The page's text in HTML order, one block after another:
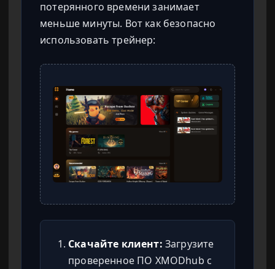
потерянного времени занимает
меньше минуты. Вот как безопасно
использовать трейнер:
Скачайте клиент: Загрузите
проверенное ПО XMODhub с